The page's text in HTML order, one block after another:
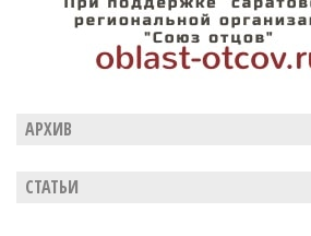
АРХИВ
СТАТЬИ